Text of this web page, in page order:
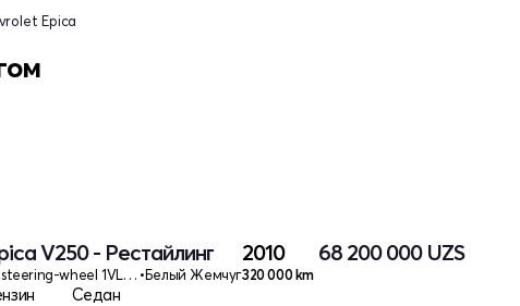
Epica
V250 - Рестайлинг
LS steering-wheel 1VL69M3G1/1VL69M2FI •Белый Жемчуг
Седан
2010
320 000 km
68 200 000 UZS